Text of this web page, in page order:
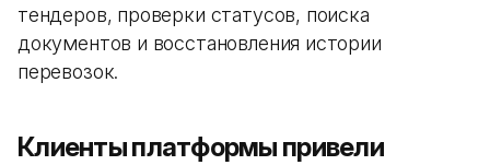
тендеров, проверки статусов, поиска
документов и восстановления истории
перевозок.
Клиенты платформы привели